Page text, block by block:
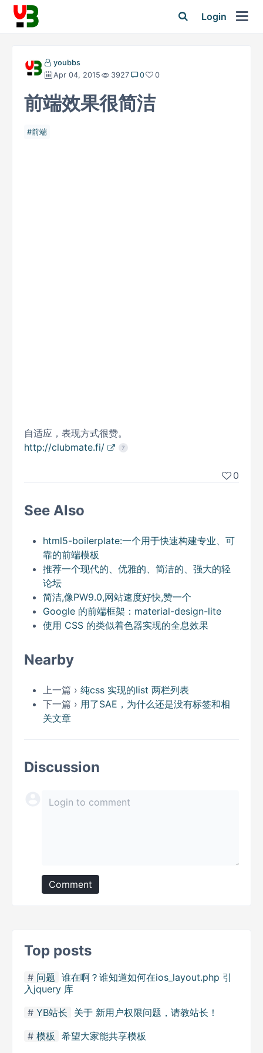
Login
youbbs
Apr 04, 2015
3927 0 0
前端效果很简洁
前端
自适应，表现方式很赞。
http://clubmate.fi/
7
0
See Also
html5-boilerplate:一个用于快速构建专业、可
靠的前端模板
推荐一个现代的、优雅的、简洁的、强大的轻
论坛
简洁,像PW9.0,网站速度好快,赞一个
Google 的前端框架：material-design-lite
使用 CSS 的类似着色器实现的全息效果
Nearby
上一篇 › 纯css 实现的list 两栏列表
下一篇 › 用了SAE，为什么还是没有标签和相
关文章
Discussion
Comment
Top posts
问题 谁在啊？谁知道如何在ios_layout.php 引
入jquery 库
YB站长
关于 新用户权限问题，请教站长！
模板
希望大家能共享模板